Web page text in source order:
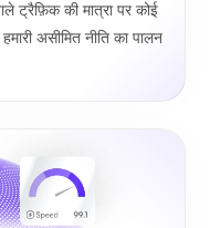
ट्रैफ़िक की मात्रा पर कोई
असीमित नीति का पालन